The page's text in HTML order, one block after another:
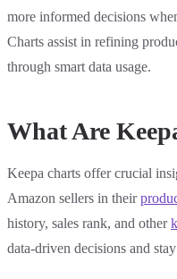
more informed decisions
Charts assist in refining
through smart data usage.
What Are
Keepa charts offer crucial
Amazon sellers in their
history, sales rank, and other
data-driven decisions and